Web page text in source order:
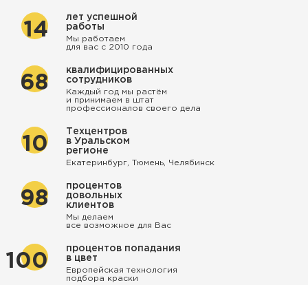
14
лет успешной
работы
Мы работаем
для вас с 2010 года
68
квалифицированных
сотрудников
Каждый год мы растём
и принимаем в штат
профессионалов своего дела
10
Техцентров
в Уральском
регионе
Екатеринбург, Тюмень, Челябинск
98
процентов
довольных
клиентов
Мы делаем
все возможное для Вас
100
процентов попадания
в цвет
Европейская технология
подбора краски